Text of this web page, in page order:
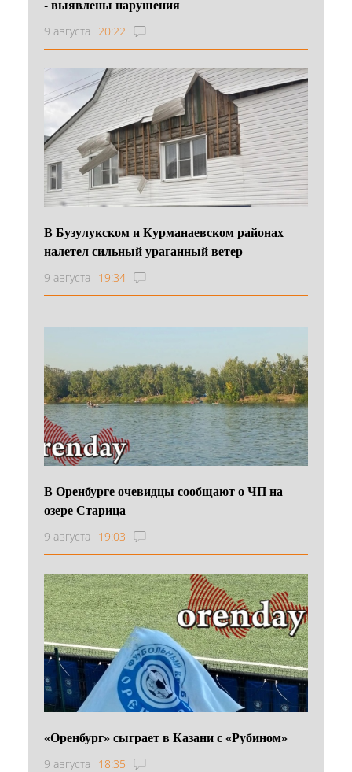
- выявлены нарушения
9 августа 20:22
В Бузулукском и Курманаевском районах
налетел сильный ураганный ветер
9 августа 19:34
В Оренбурге очевидцы сообщают о ЧП на
озере Старица
9 августа 19:03
«Оренбург» сыграет в Казани с «Рубином»
9 августа 18:35